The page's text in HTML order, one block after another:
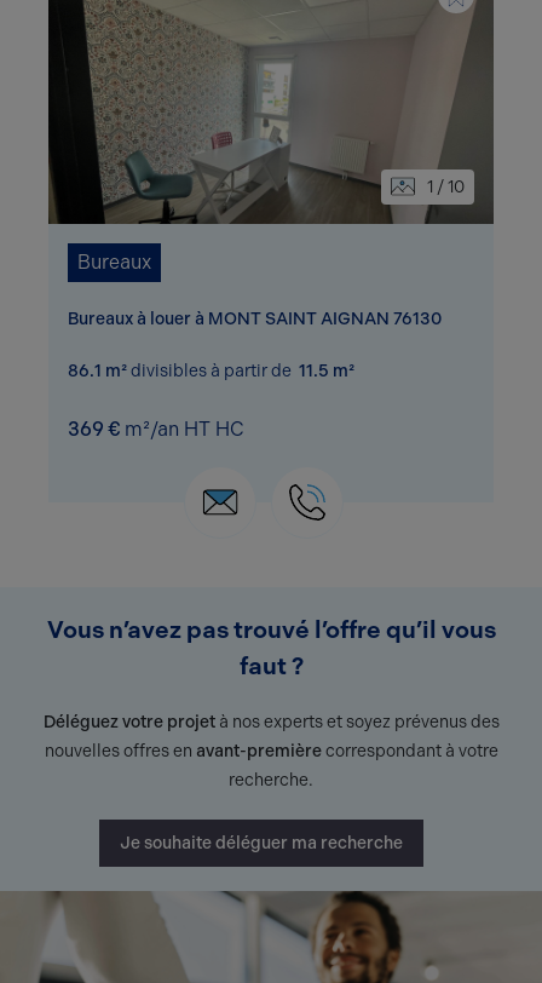
1 / 10
Bureaux
Bureaux à louer à MONT SAINT AIGNAN 76130
86.1 m²divisibles à partir de 11.5 m²
369 € m²/an HT HC
Vous n’avez pas trouvé l’offre qu’il vous
faut ?
Déléguez votre projetà nos experts et soyez prévenus des
nouvelles offres en avant-premièrecorrespondant à votre
recherche.
Je souhaite déléguer ma recherche